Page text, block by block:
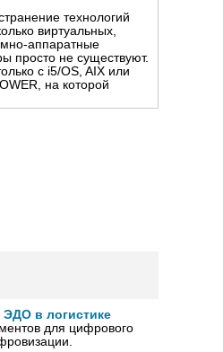
технологий
виртуальных,
аппаратные
просто не существуют.
с i5/OS, AIX или
на которой
в логистике
для цифрового